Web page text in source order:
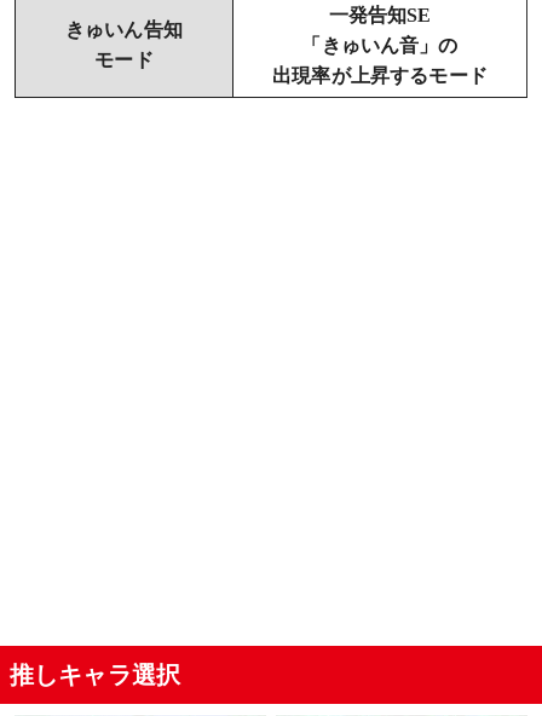
きゅいん告知
モード
一発告知SE
「きゅいん音」の
出現率が上昇するモード
推しキャラ選択